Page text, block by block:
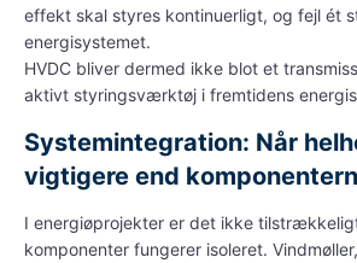
effekt skal styres kontinuerligt, og fejl ét
energisystemet.
HVDC bliver dermed ikke blot et
aktivt styringsværktøj i fremtidens
Systemintegration: Når
vigtigere end
I energiøprojekter er det ikke
komponenter fungerer isoleret.